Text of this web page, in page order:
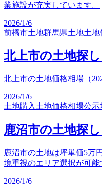
業施設が充実しています。
2026/1/6
前橋市土地群馬県土地土地
北上市の土地探
北上市の土地価格相場（
2026/1/6
土地購入 土地価格相場公示
鹿沼市の土地探
鹿沼市の土地は坪単価5万
境重視のエリア選択が可能
2026/1/6